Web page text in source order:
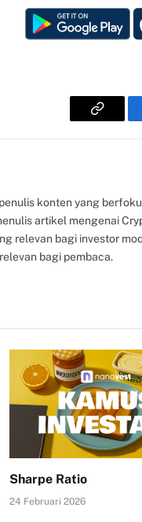
Copy
konten yang
artikel mengenai
relevan bagi investor
bagi pembaca.
Sharpe Ratio
24 Februari 2026